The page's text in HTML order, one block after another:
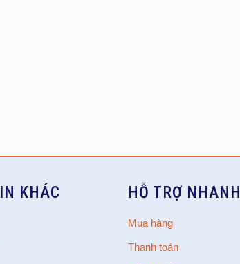
KHÁC HỖ TRỢ NHANH
Mua hàng
Thanh toán